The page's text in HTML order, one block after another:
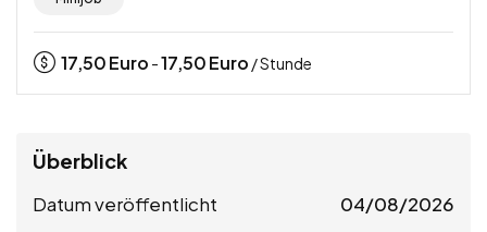
17,50Euro -17,50Euro / Stunde
Überblick
Datum veröffentlicht 04/08/2026